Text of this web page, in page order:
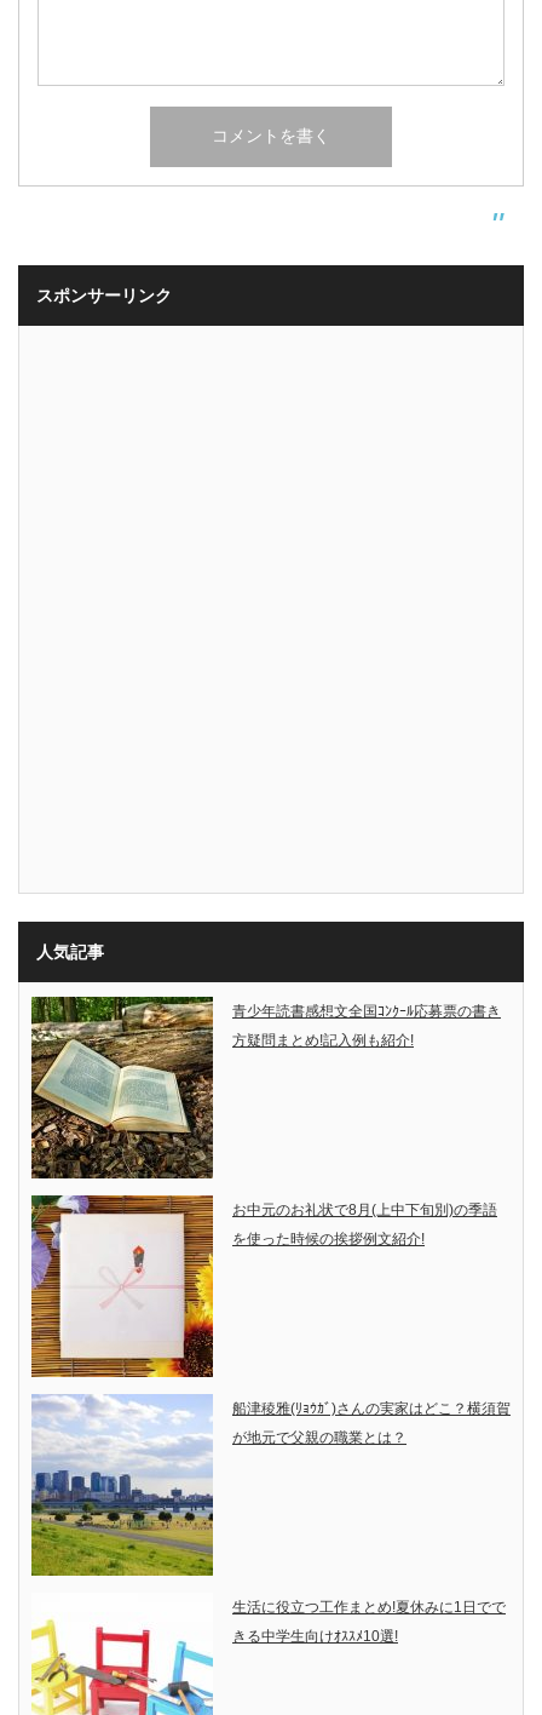
スポンサーリンク
人気記事
青少年読書感想文全国ｺﾝｸｰﾙ応募票の書き
方疑問まとめ!記入例も紹介!
お中元のお礼状で8月(上中下旬別)の季語
を使った時候の挨拶例文紹介!
船津稜雅(ﾘｮｳｶﾞ)さんの実家はどこ？横須賀
が地元で父親の職業とは？
生活に役立つ工作まとめ!夏休みに1日でで
きる中学生向けｵｽｽﾒ10選!